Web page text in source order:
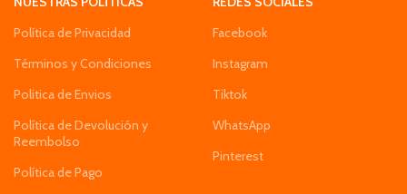
Política de Privacidad
Términos y Condiciones
Politica de Envios
Política de Devolución y
Reembolso
Política de Pago
Facebook
Instagram
Tiktok
WhatsApp
Pinterest